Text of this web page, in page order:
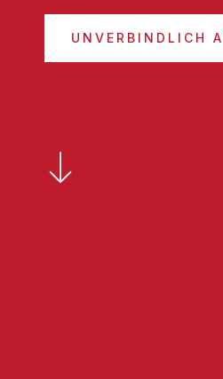
UNVERBINDLICH